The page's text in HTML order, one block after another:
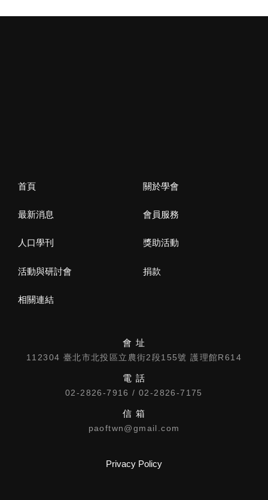
首頁 關於學會
最新消息 會員服務
人口學刊 獎助活動
活動與研討會 捐款
相關連結
會 址
112304 臺北市北投區立農街2段155號 護理館R614
電 話
02-2826-7916 / 02-2826-7175
信 箱
paoftwn@gmail.com
Privacy Policy